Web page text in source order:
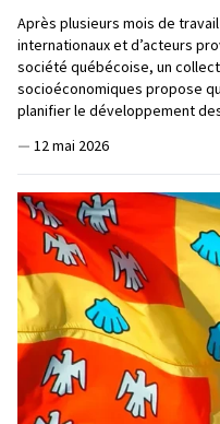
Après plusieurs mois de
internationaux et d’acteurs
société québécoise, un
socioéconomiques propose
planifier le développement
— 12 mai 2026